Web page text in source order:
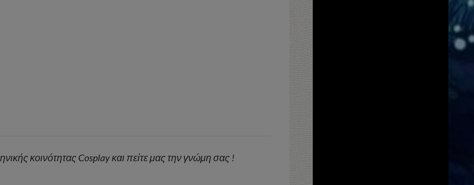
κοινότητας Cosplay και πείτε μας την γνώμη σας !